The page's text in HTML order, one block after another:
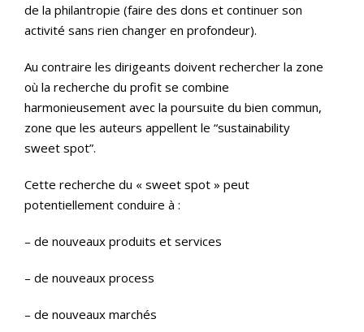
de la philantropie (faire des dons et continuer son
activité sans rien changer en profondeur).
Au contraire les dirigeants doivent rechercher la zone
où la recherche du profit se combine
harmonieusement avec la poursuite du bien commun,
zone que les auteurs appellent le “sustainability
sweet spot”.
Cette recherche du « sweet spot » peut
potentiellement conduire à :
– de nouveaux produits et services
– de nouveaux process
– de nouveaux marchés